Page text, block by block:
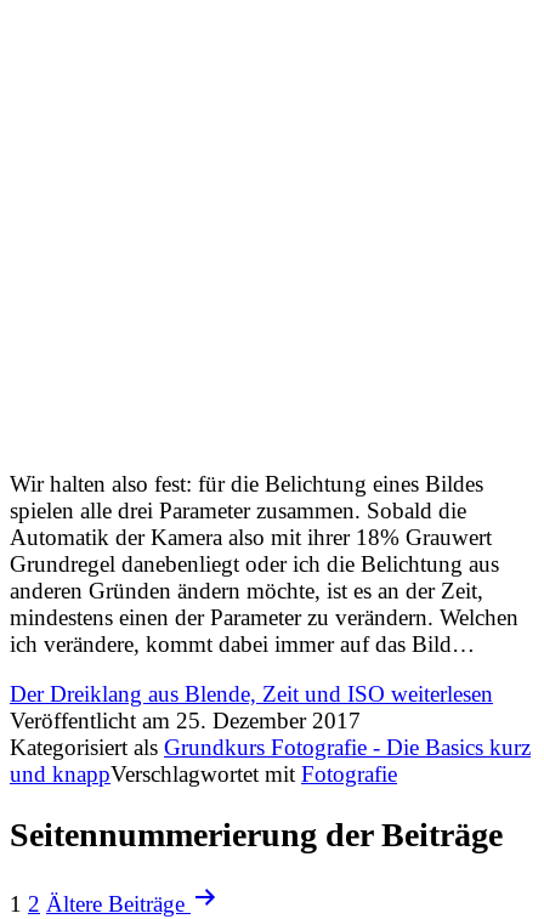
Wir halten also fest: für die Belichtung eines Bildes
spielen alle drei Parameter zusammen. Sobald die
Automatik der Kamera also mit ihrer 18% Grauwert
Grundregel danebenliegt oder ich die Belichtung aus
anderen Gründen ändern möchte, ist es an der Zeit,
mindestens einen der Parameter zu verändern. Welchen
ich verändere, kommt dabei immer auf das Bild…
Der Dreiklang aus Blende, Zeit und ISO weiterlesen
Veröffentlicht am 25. Dezember 2017
Kategorisiert als Grundkurs Fotografie - Die Basics kurz
und knappVerschlagwortet mit Fotografie
Seitennummerierung der Beiträge
1 2 Ältere Beiträge